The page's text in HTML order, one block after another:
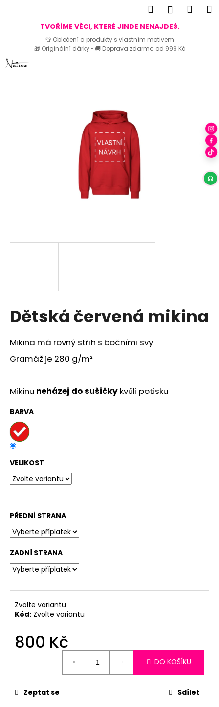
TVOŘÍME VĚCI, KTERÉ JINDE NENAJDEŠ.
👕 Oblečení a produkty s vlastním motivem
🎁 Originální dárky • 🚚 Doprava zdarma od 999 Kč
Přejít
na
Hledat
Dětská červená mikina
Mikina má rovný střih s bočními švy
Gramáž je 280 g/m²
Mikinu neházej do sušičky kvůli potisku
BARVA
VELIKOST
PŘEDNÍ STRANA
ZADNÍ STRANA
Zvolte variantu
Kód: Zvolte variantu
800 Kč
DO KOŠÍKU
Zeptat se Sdílet
Zpět
Zpět
o
j
o
p
o
u
č
u
j
e
m